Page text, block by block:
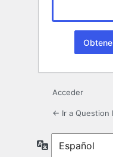
Acceder
← Ir a Question
Idioma